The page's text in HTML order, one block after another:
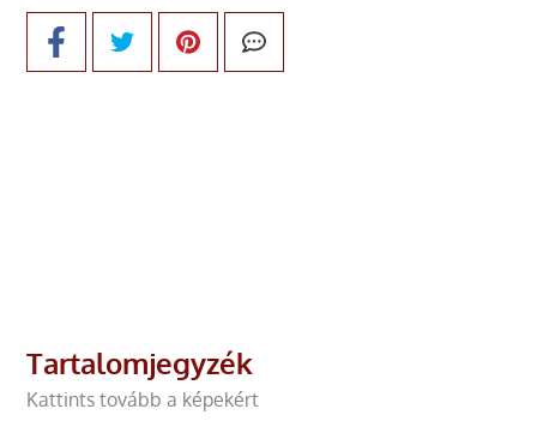
Tartalomjegyzék
Kattints tovább a képekért